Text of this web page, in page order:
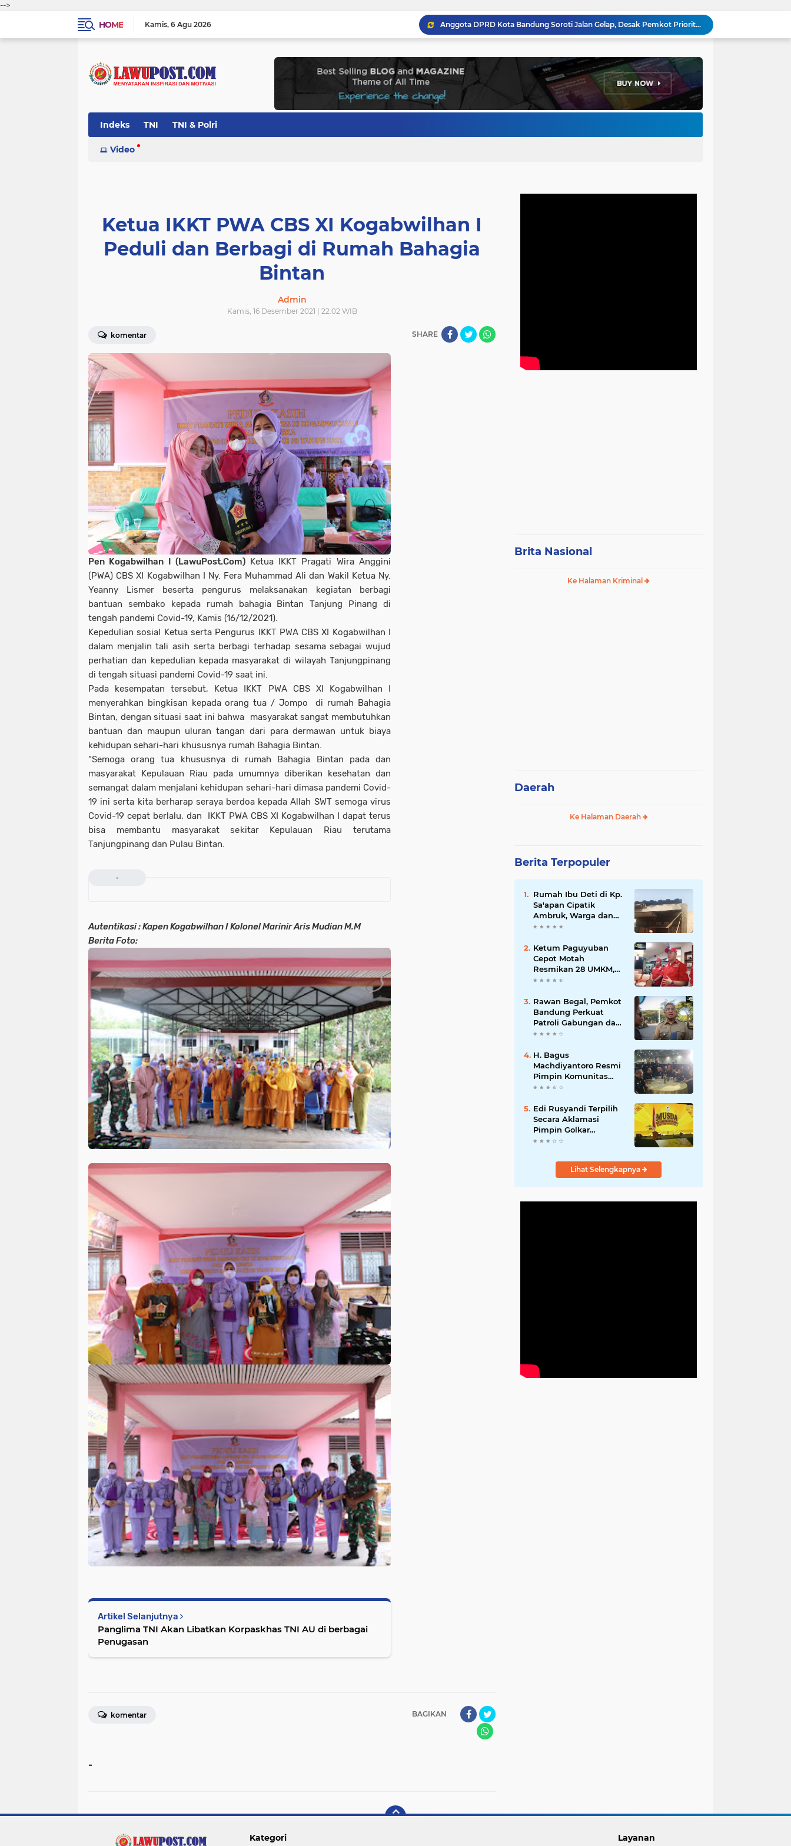
-->
HOME
Kamis 6 Agu 2026
Pemkot Bandung Gandeng Big Bad Wolf Hadirkan Festival Literasi Pages and Plates
H. Bagus Machdiyantoro Resmi Pimpin Komunitas BBC Periode 2026–2031, Siap Perkuat Solidaritas dan Hadirkan Program Nyata untuk Masyarakat
Hikmah Setelah Ibadah Salat Jumat: Momentum Memperkuat Iman dan Kepedulian Sosial
Penataan Kabel Udara FO di Cimahi Capai 15 KM, Target Kota Bebas Kabel Semrawut
Menakar Udara dan Tanah di Kaki Manglayang: Minimnya Tutupan Pohon di Blok Padaemut-Cigupakan Tingkatkan Risiko Klimatologi dan Ekologi
Indeks TNI TNI & Polri
Video
Ketua IKKT PWA CBS XI Kogabwilhan I
Peduli dan Berbagi di Rumah Bahagia
Bintan
Admin
Kamis, 16 Desember 2021 | 22.02 WIB
komentar SHARE
Pen Kogabwilhan I (LawuPost.Com) Ketua IKKT Pragati Wira Anggini
(PWA) CBS XI Kogabwilhan I Ny. Fera Muhammad Ali dan Wakil Ketua Ny.
Yeanny Lismer beserta pengurus melaksanakan kegiatan berbagi
bantuan sembako kepada rumah bahagia Bintan Tanjung Pinang di
tengah pandemi Covid-19, Kamis (16/12/2021).
Kepedulian sosial Ketua serta Pengurus IKKT PWA CBS XI Kogabwilhan I
dalam menjalin tali asih serta berbagi terhadap sesama sebagai wujud
perhatian dan kepedulian kepada masyarakat di wilayah Tanjungpinang
di tengah situasi pandemi Covid-19 saat ini.
Pada kesempatan tersebut, Ketua IKKT PWA CBS XI Kogabwilhan I
menyerahkan bingkisan kepada orang tua / Jompo di rumah Bahagia
Bintan, dengan situasi saat ini bahwa masyarakat sangat membutuhkan
bantuan dan maupun uluran tangan dari para dermawan untuk biaya
kehidupan sehari-hari khususnya rumah Bahagia Bintan.
“Semoga orang tua khususnya di rumah Bahagia Bintan pada dan
masyarakat Kepulauan Riau pada umumnya diberikan kesehatan dan
semangat dalam menjalani kehidupan sehari-hari dimasa pandemi Covid-
19 ini serta kita berharap seraya berdoa kepada Allah SWT semoga virus
Covid-19 cepat berlalu, dan IKKT PWA CBS XI Kogabwilhan I dapat terus
bisa membantu masyarakat sekitar Kepulauan Riau terutama
Tanjungpinang dan Pulau Bintan.
-
Autentikasi : Kapen Kogabwilhan I Kolonel Marinir Aris Mudian M.M
Berita Foto:
Artikel Selanjutnya
Panglima TNI Akan Libatkan Korpaskhas TNI AU di berbagai
Penugasan
BAGIKAN
komentar
-
Brita Nasional
Ke Halaman Kriminal
Daerah
Ke Halaman Daerah
Berita Terpopuler
Rumah Ibu Deti di Kp.
Sa'apan Cipatik
Ambruk, Warga dan
Pemdes Sigap Bantu
Ketum Paguyuban
Cepot Motah
Resmikan 28 UMKM,
Siap Gelar Festival
Jalan Braga
Rawan Begal, Pemkot
Bandung Perkuat
Patroli Gabungan dan
Pengawasan Digital
H. Bagus
Machdiyantoro Resmi
Pimpin Komunitas
BBC Periode 2026–
Solidaritas dan
Hadirkan Program
Nyata untuk
Masyarakat
Edi Rusyandi Terpilih
Secara Aklamasi
Pimpin Golkar
Bandung Barat,
Kepemimpinan
Harmonis "TurunLihat Selengkapnya
Kategori Layanan